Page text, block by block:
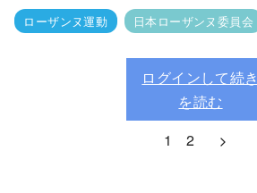
ローザンヌ運動 日本ローザンヌ委員会
ログインして続き
を読む
1
2